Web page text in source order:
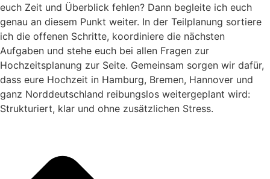
euch Zeit und Überblick fehlen? Dann begleite ich euch
genau an diesem Punkt weiter. In der Teilplanung sortiere
ich die offenen Schritte, koordiniere die nächsten
Aufgaben und stehe euch bei allen Fragen zur
Hochzeitsplanung zur Seite. Gemeinsam sorgen wir dafür,
dass eure Hochzeit in Hamburg, Bremen, Hannover und
ganz Norddeutschland reibungslos weitergeplant wird:
Strukturiert, klar und ohne zusätzlichen Stress.